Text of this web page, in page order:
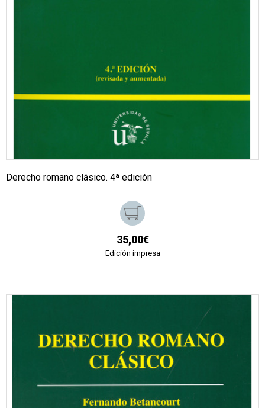
Derecho romano clásico. 4ª edición
35,00€
Edición impresa